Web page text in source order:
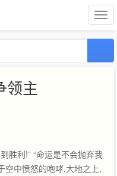
领主
胜利!” “命运是不会抛弃我
空中愤怒的咆哮,大地之上,